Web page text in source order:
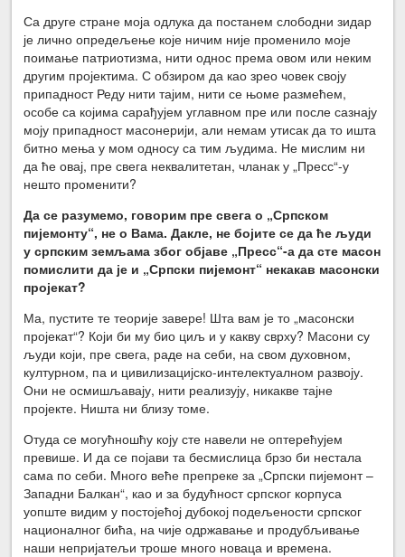
Са друге стране моја одлука да постанем слободни зидар
је лично опредељење које ничим није променило моје
поимање патриотизма, нити однос према овом или неким
другим пројектима. С обзиром да као зрео човек своју
припадност Реду нити тајим, нити се њоме размећем,
особе са којима сарађујем углавном пре или после сазнају
моју припадност масонерији, али немам утисак да то ишта
битно мења у мом односу са тим људима. Не мислим ни
да ће овај, пре свега неквалитетан, чланак у „Пресс“-у
нешто променити?
Да се разумемо, говорим пре свега о „Српском
пијемонту“, не о Вама. Дакле, не бојите се да ће људи
у српским земљама због објаве „Пресс“-а да сте масон
помислити да је и „Српски пијемонт“ некакав масонски
пројекат?
Ма, пустите те теорије завере! Шта вам је то „масонски
пројекат“? Који би му био циљ и у какву сврху? Масони су
људи који, пре свега, раде на себи, на свом духовном,
културном, па и цивилизацијско-интелектуалном развоју.
Они не осмишљавају, нити реализују, никакве тајне
пројекте. Ништа ни близу томе.
Отуда се могућношћу коју сте навели не оптерећујем
превише. И да се појави та бесмислица брзо би нестала
сама по себи. Много веће препреке за „Српски пијемонт –
Западни Балкан“, као и за будућност српског корпуса
уопште видим у постојећој дубокој подељености српског
националног бића, на чије одржавање и продубљивање
наши непријатељи троше много новаца и времена.